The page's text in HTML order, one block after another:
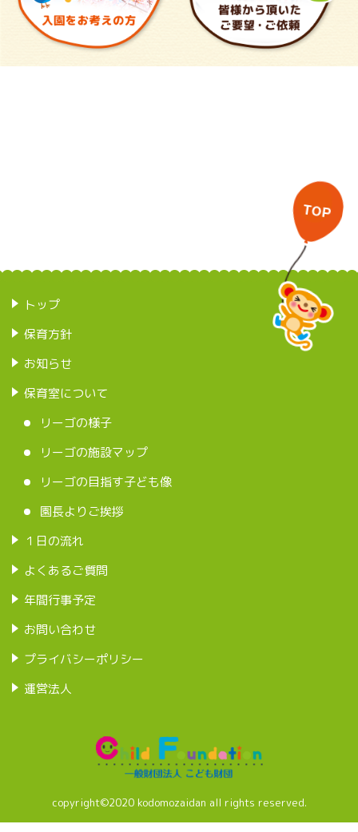
トップ
保育方針
お知らせ
保育室について
リーゴの様子
リーゴの施設マップ
リーゴの目指す子ども像
園長よりご挨拶
１日の流れ
よくあるご質問
年間行事予定
お問い合わせ
プライバシーポリシー
運営法人
copyright©2020 kodomozaidan all rights reserved.